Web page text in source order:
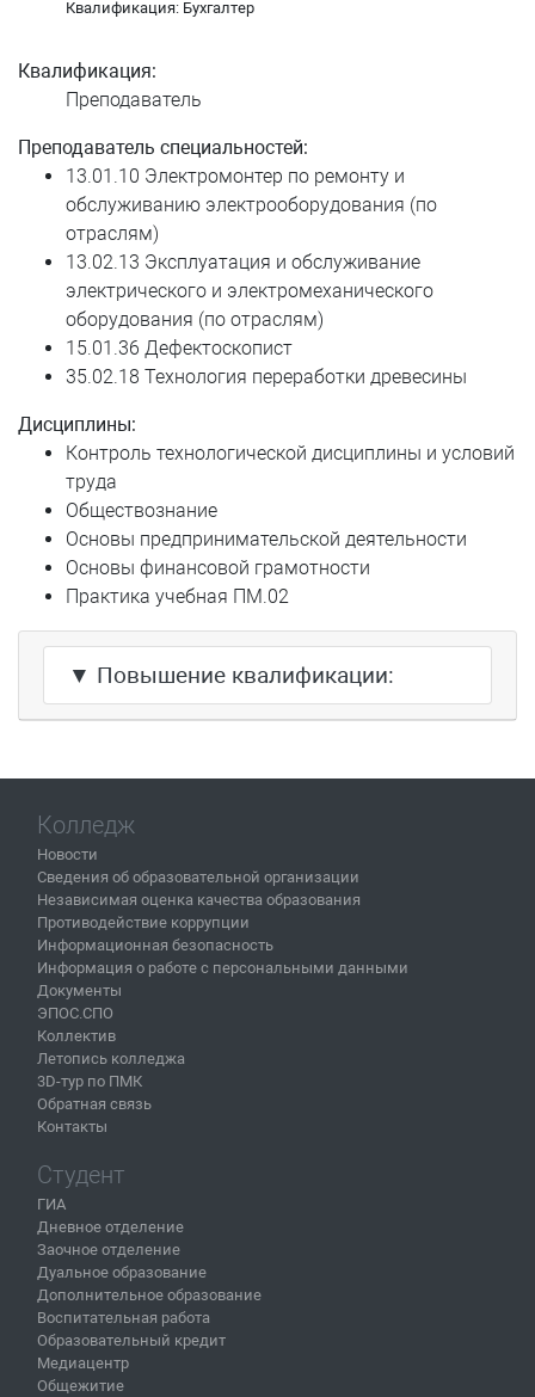
Юксеева Наталья Владимировна
Ячейко Ольга Аркадьевна
Квалификация: Бухгалтер
Квалификация:
Преподаватель
Преподаватель специальностей:
13.01.10 Электромонтер по ремонту и
обслуживанию электрооборудования (по
отраслям)
13.02.13 Эксплуатация и обслуживание
электрического и электромеханического
оборудования (по отраслям)
15.01.36 Дефектоскопист
35.02.18 Технология переработки древесины
Дисциплины:
Контроль технологической дисциплины и условий
труда
Обществознание
Основы предпринимательской деятельности
Основы финансовой грамотности
Практика учебная ПМ.02
▼ Повышение квалификации:
Колледж
Новости
Сведения об образовательной организации
Независимая оценка качества образования
Противодействие коррупции
Информационная безопасность
Информация о работе с персональными данными
Документы
ЭПОС.СПО
Коллектив
Летопись колледжа
3D-тур по ПМК
Обратная связь
Контакты
Студент
ГИА
Дневное отделение
Заочное отделение
Дуальное образование
Дополнительное образование
Воспитательная работа
Образовательный кредит
Медиацентр
Общежитие